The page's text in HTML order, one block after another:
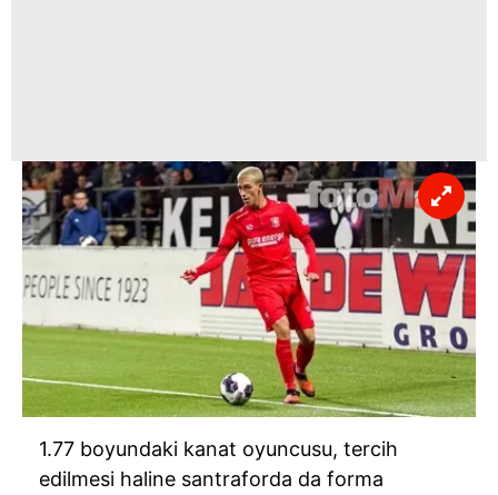
1.77 boyundaki kanat oyuncusu, tercih
edilmesi haline santraforda da forma